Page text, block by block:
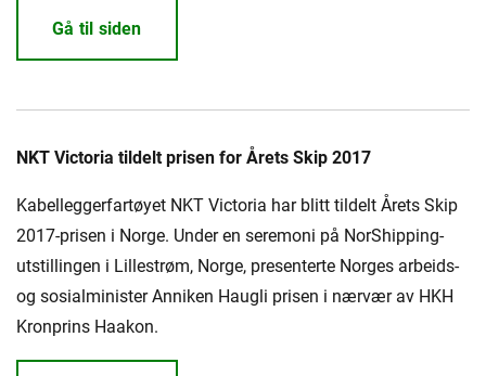
Gå til siden
NKT Victoria tildelt prisen for Årets Skip 2017
Kabelleggerfartøyet NKT Victoria har blitt tildelt Årets Skip
2017-prisen i Norge. Under en seremoni på NorShipping-
utstillingen i Lillestrøm, Norge, presenterte Norges arbeids-
og sosialminister Anniken Haugli prisen i nærvær av HKH
Kronprins Haakon.